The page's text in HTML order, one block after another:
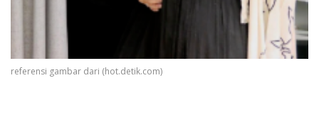
referensi gambar dari (hot.detik.com)